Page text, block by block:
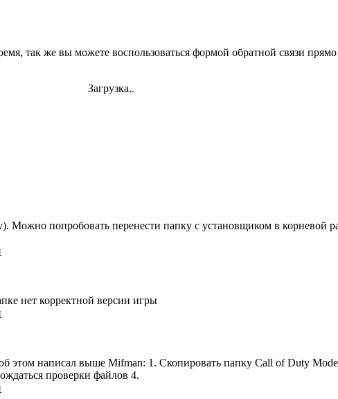
так же вы можете воспользоваться формой обратной связи прямо
Загрузка..
попробовать перенести папку с установщиком в корневой
нет корректной версии игры
этом написал выше Mifman: 1. Скопировать папку Call of Duty
проверки файлов 4.